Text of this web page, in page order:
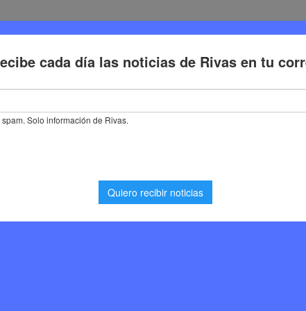
Deporte Cultura Trabajo
la creatividad local con dos concursos de cortos LGTBI dentro
local con dos
dentro del